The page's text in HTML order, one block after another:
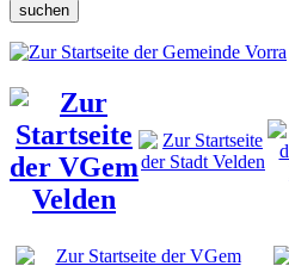
suchen